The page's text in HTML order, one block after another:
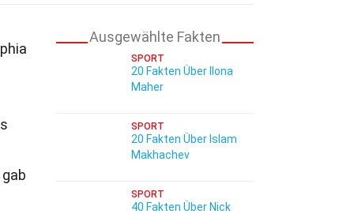
Ausgewählte Fakten
SPORT
20 Fakten Über Ilona
Maher
SPORT
20 Fakten Über Islam
Makhachev
SPORT
40 Fakten Über Nick